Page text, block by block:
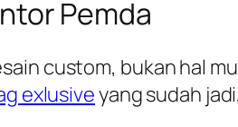
Pemda
custom, bukan hal
exlusiveyang sudah